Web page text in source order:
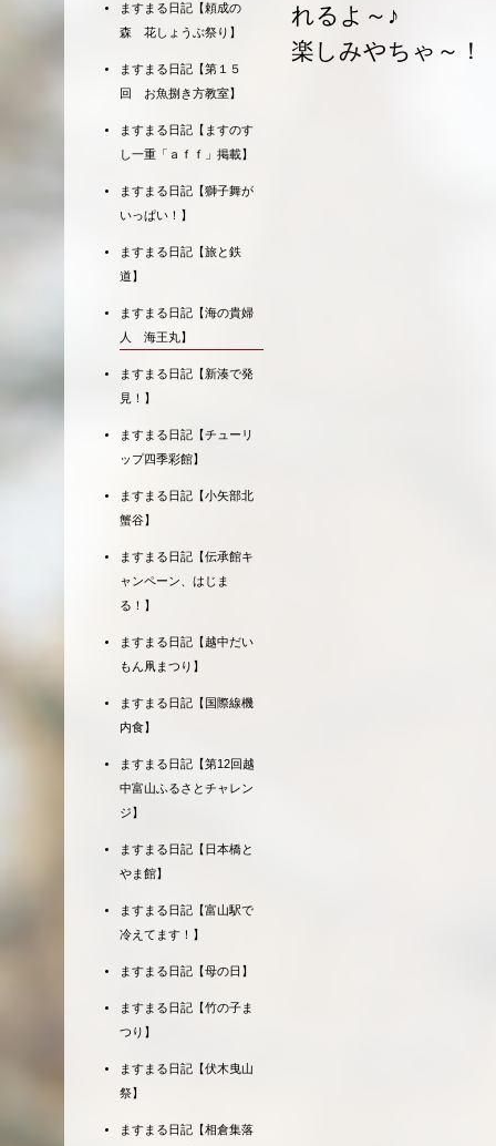
れるよ～♪
楽しみやちゃ～！
ますまる日記【頼成の
森 花しょうぶ祭り】
ますまる日記【第１５
回 お魚捌き方教室】
ますまる日記【ますのす
し一重「ａｆｆ」掲載】
ますまる日記【獅子舞が
いっぱい！】
ますまる日記【旅と鉄
道】
ますまる日記【海の貴婦
人 海王丸】
ますまる日記【新湊で発
見！】
ますまる日記【チューリ
ップ四季彩館】
ますまる日記【小矢部北
蟹谷】
ますまる日記【伝承館キ
ャンペーン、はじま
る！】
ますまる日記【越中だい
もん凧まつり】
ますまる日記【国際線機
内食】
ますまる日記【第12回越
中富山ふるさとチャレン
ジ】
ますまる日記【日本橋と
やま館】
ますまる日記【富山駅で
冷えてます！】
ますまる日記【母の日】
ますまる日記【竹の子ま
つり】
ますまる日記【伏木曳山
祭】
ますまる日記【相倉集落